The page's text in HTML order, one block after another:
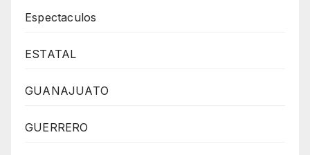
Espectaculos
ESTATAL
GUANAJUATO
GUERRERO